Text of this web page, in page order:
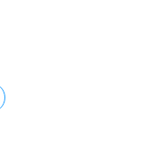
그 접촉에 찬성의 이